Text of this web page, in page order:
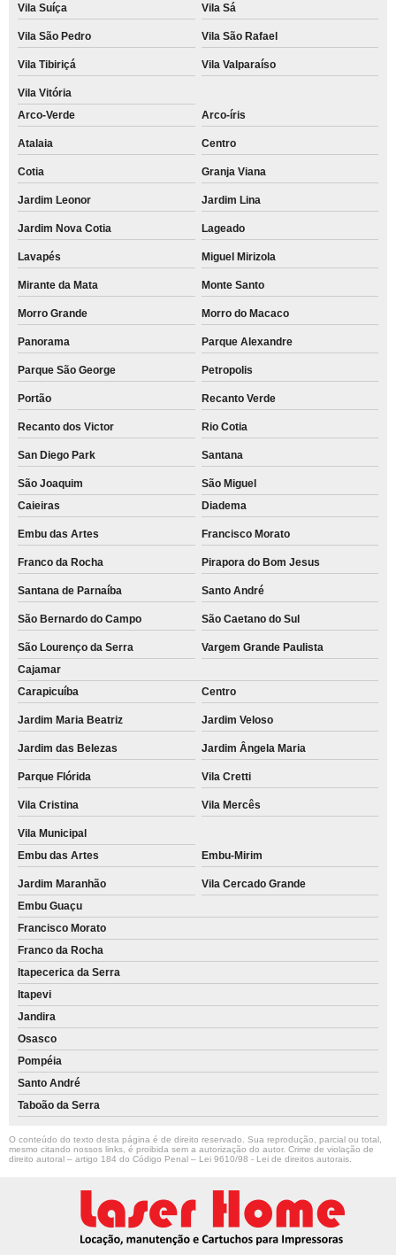
Vila Suíça Vila Sá
Vila São Pedro Vila São Rafael
Vila Tibiriçá Vila Valparaíso
Vila Vitória
Arco-Verde
Arco-íris
Atalaia Centro
Cotia Granja Viana
Jardim Leonor Jardim Lina
Jardim Nova Cotia Lageado
Lavapés Miguel Mirizola
Mirante da Mata Monte Santo
Morro Grande Morro do Macaco
Panorama Parque Alexandre
Parque São George Petropolis
Portão Recanto Verde
Recanto dos Victor Rio Cotia
San Diego Park Santana
São Joaquim
São Miguel
Caieiras
Diadema
Embu das Artes Francisco Morato
Franco da Rocha Pirapora do Bom Jesus
Santana de Parnaíba Santo André
São Bernardo do Campo São Caetano do Sul
São Lourenço da Serra
Vargem Grande Paulista
Cajamar
Carapicuíba
Centro
Jardim Maria Beatriz Jardim Veloso
Jardim das Belezas Jardim Ângela Maria
Parque Flórida Vila Cretti
Vila Cristina Vila Mercês
Vila Municipal
Embu das Artes
Embu-Mirim
Jardim Maranhão
Vila Cercado Grande
Embu Guaçu
Francisco Morato
Franco da Rocha
Itapecerica da Serra
Itapevi
Jandira
Osasco
Pompéia
Santo André
Taboão da Serra
O conteúdo do texto desta página é de direito reservado. Sua reprodução, parcial ou total,
mesmo citando nossos links, é proibida sem a autorização do autor. Crime de violação de
direito autoral – artigo 184 do Código Penal – Lei 9610/98 - Lei de direitos autorais